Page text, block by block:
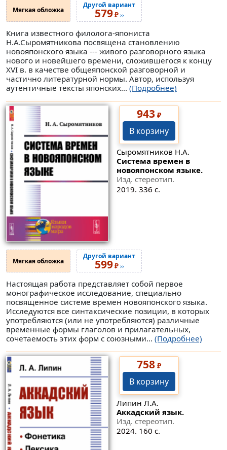
Мягкая обложка
Другой вариант
579₽››
Книга известного филолога-япониста
Н.А.Сыромятникова посвящена становлению
новояпонского языка --- живого разговорного языка
нового и новейшего времени, сложившегося к концу
XVI в. в качестве общеяпонской разговорной и
частично литературной нормы. Автор, используя
аутентичные тексты японских... (Подробнее)
943₽
В корзину
Сыромятников Н.А.
Система времен в
новояпонском языке.
Изд. стереотип.
2019. 336 с.
Мягкая обложка
Другой вариант
599₽››
Настоящая работа представляет собой первое
монографическое исследование, специально
посвященное системе времен новояпонского языка.
Исследуются все синтаксические позиции, в которых
употребляются (или не употребляются) различные
временные формы глаголов и прилагательных,
сочетаемость этих форм с союзными... (Подробнее)
758₽
В корзину
Липин Л.А.
Аккадский язык.
Изд. стереотип.
2024. 160 с.